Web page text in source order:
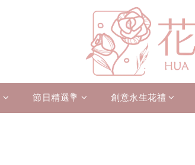
節日精選💐 創意永生花禮